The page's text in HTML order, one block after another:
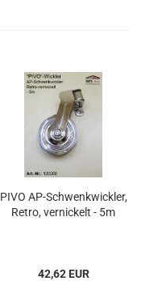
PIVO AP-Schwenkwickler,
Retro, vernickelt - 5m
42,62 EUR